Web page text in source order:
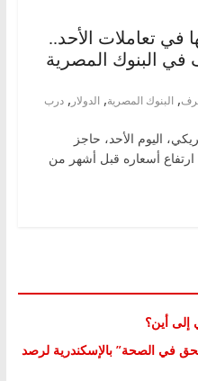
يصل لـ19.61 جنيها في تعاملات الأحد..
في البنوك المصرية
, البنوك المصرية, الدولار , درب
اليوم الأحد، حاجز
أين؟
في الصحة” بالإسكندرية لرصد